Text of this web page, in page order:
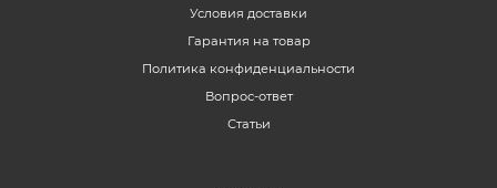
Условия доставки
Гарантия на товар
Политика конфиденциальности
Вопрос-ответ
Статьи